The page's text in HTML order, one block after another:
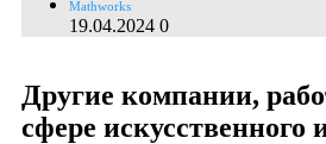
Mathworks
19.04.2024 0
Другие компании,
сфере искусственного